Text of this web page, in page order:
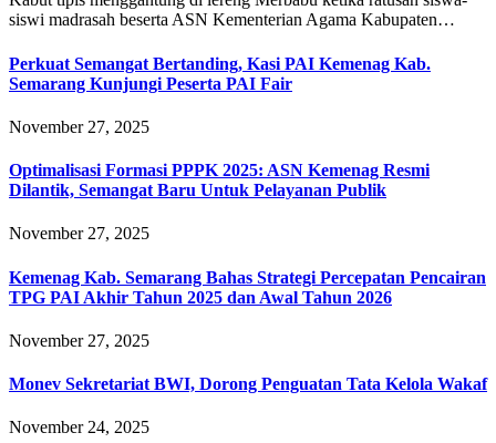
siswi madrasah beserta ASN Kementerian Agama Kabupaten…
Perkuat Semangat Bertanding, Kasi PAI Kemenag Kab.
Semarang Kunjungi Peserta PAI Fair
November 27, 2025
Optimalisasi Formasi PPPK 2025: ASN Kemenag Resmi
Dilantik, Semangat Baru Untuk Pelayanan Publik
November 27, 2025
Kemenag Kab. Semarang Bahas Strategi Percepatan Pencairan
TPG PAI Akhir Tahun 2025 dan Awal Tahun 2026
November 27, 2025
Monev Sekretariat BWI, Dorong Penguatan Tata Kelola Wakaf
November 24, 2025